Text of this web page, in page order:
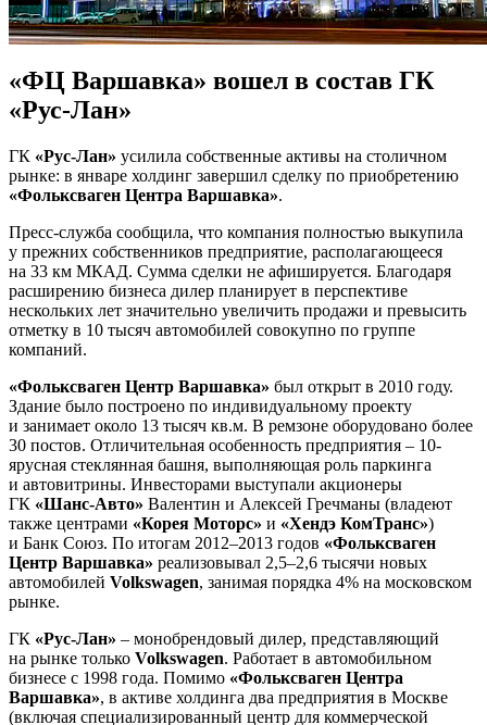
«ФЦ Варшавка» вошел в состав ГК
«Рус-Лан»
ГК «Рус-Лан» усилила собственные активы на столичном
рынке: в январе холдинг завершил сделку по приобретению
«Фольксваген Центра Варшавка».
Пресс-служба сообщила, что компания полностью выкупила
у прежних собственников предприятие, располагающееся
на 33 км МКАД. Сумма сделки не афишируется. Благодаря
расширению бизнеса дилер планирует в перспективе
нескольких лет значительно увеличить продажи и превысить
отметку в 10 тысяч автомобилей совокупно по группе
компаний.
«Фольксваген Центр Варшавка» был открыт в 2010 году.
Здание было построено по индивидуальному проекту
и занимает около 13 тысяч кв.м. В ремзоне оборудовано более
30 постов. Отличительная особенность предприятия – 10-
ярусная стеклянная башня, выполняющая роль паркинга
и автовитрины. Инвесторами выступали акционеры
ГК «Шанс-Авто» Валентин и Алексей Гречманы (владеют
также центрами «Корея Моторс» и «Хендэ КомТранс»)
и Банк Союз. По итогам 2012–2013 годов «Фольксваген
Центр Варшавка» реализовывал 2,5–2,6 тысячи новых
автомобилей Volkswagen, занимая порядка 4% на московском
рынке.
ГК «Рус-Лан» – монобрендовый дилер, представляющий
на рынке только Volkswagen. Работает в автомобильном
бизнесе с 1998 года. Помимо «Фольксваген Центра
Варшавка», в активе холдинга два предприятия в Москве
(включая специализированный центр для коммерческой